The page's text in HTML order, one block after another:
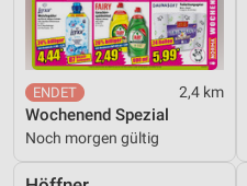
2,4 km
Wochenend Spezial
Noch morgen gültig